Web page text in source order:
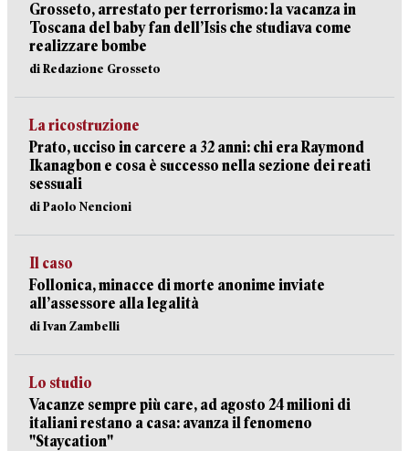
Grosseto, arrestato per terrorismo: la vacanza in
Toscana del baby fan dell’Isis che studiava come
realizzare bombe
di Redazione Grosseto
La ricostruzione
Prato, ucciso in carcere a 32 anni: chi era Raymond
Ikanagbon e cosa è successo nella sezione dei reati
sessuali
di Paolo Nencioni
Il caso
Follonica, minacce di morte anonime inviate
all’assessore alla legalità
di Ivan Zambelli
Lo studio
Vacanze sempre più care, ad agosto 24 milioni di
italiani restano a casa: avanza il fenomeno
"Staycation"